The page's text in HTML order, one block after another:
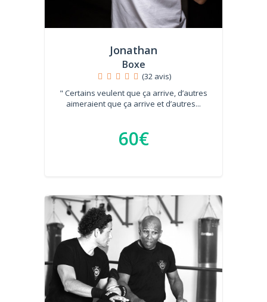
Jonathan
Boxe
(32 avis)
" Certains veulent que ça arrive, d’autres
aimeraient que ça arrive et d’autres...
60€